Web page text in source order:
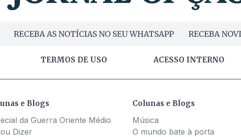
RECEBA AS NOTÍCIAS NO SEU WHATSAPP RECEBA
TERMOS DE USO ACESSO INTERNO
e Blogs
da Guerra Oriente Médio
Dizer
Colunas e Blogs
Música
O mundo bate à porta